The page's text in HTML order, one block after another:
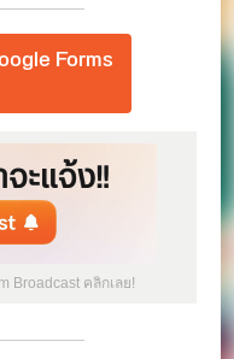
Forms
Broadcast คลิกเลย!